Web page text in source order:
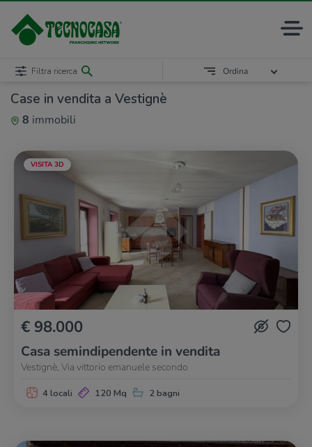
Case in vendita a Vestignè
8 immobili
Filtra ricerca Ordina
VISITA 3D
€ 98.000
Casa semindipendente in vendita
Vestignè, Via vittorio emanuele secondo
4 locali 120 Mq 2 bagni